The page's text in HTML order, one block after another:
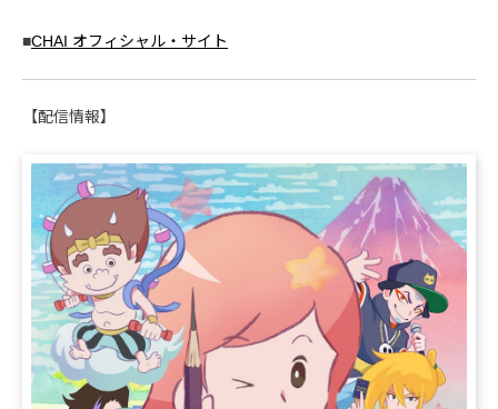
■CHAI オフィシャル・サイト
【配信情報】